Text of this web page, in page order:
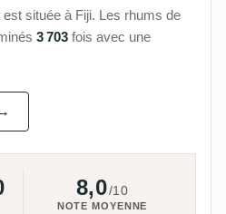
située à Fiji. Les rhums de
3 703 fois avec une
8,0/10
NOTE MOYENNE